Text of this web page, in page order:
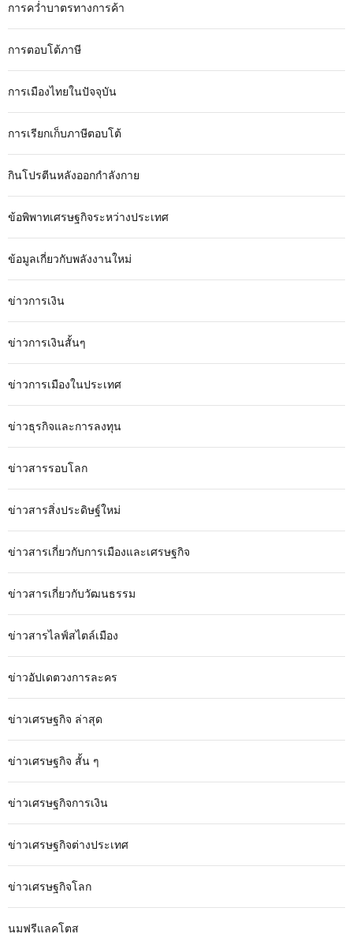
การคว่ำบาตรทางการค้า
การตอบโต้ภาษี
การเมืองไทยในปัจจุบัน
การเรียกเก็บภาษีตอบโต้
กินโปรตีนหลังออกกำลังกาย
ข้อพิพาทเศรษฐกิจระหว่างประเทศ
ข้อมูลเกี่ยวกับพลังงานใหม่
ข่าวการเงิน
ข่าวการเงินสั้นๆ
ข่าวการเมืองในประเทศ
ข่าวธุรกิจและการลงทุน
ข่าวสารรอบโลก
ข่าวสารสิ่งประดิษฐ์ใหม่
ข่าวสารเกี่ยวกับการเมืองและเศรษฐกิจ
ข่าวสารเกี่ยวกับวัฒนธรรม
ข่าวสารไลฟ์สไตล์เมือง
ข่าวอัปเดตวงการละคร
ข่าวเศรษฐกิจ ล่าสุด
ข่าวเศรษฐกิจ สั้น ๆ
ข่าวเศรษฐกิจการเงิน
ข่าวเศรษฐกิจต่างประเทศ
ข่าวเศรษฐกิจโลก
นมฟรีแลคโตส